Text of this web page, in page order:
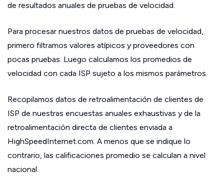
de resultados anuales de pruebas de velocidad.
Para procesar nuestros datos de pruebas de velocidad,
primero filtramos valores atípicos y proveedores con
pocas pruebas. Luego calculamos los promedios de
velocidad con cada ISP sujeto a los mismos parámetros.
Recopilamos datos de retroalimentación de clientes de
ISP de nuestras encuestas anuales exhaustivas y de la
retroalimentación directa de clientes enviada a
HighSpeedInternet.com. A menos que se indique lo
contrario, las calificaciones promedio se calculan a nivel
nacional.